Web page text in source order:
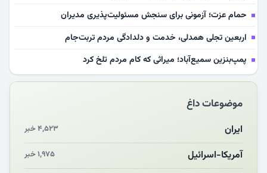
حمام عزت؛ آزمونی برای سنجش مسئولیت‌پذیری مدیران
اربعین تجلی همدلی، خدمت و دلدادگی مردم تربت‌جام
پمپ‌بنزین سمیع‌آباد؛ میراثی که کام مردم تلخ کرد
سلامت آینده‌سازان فوتبال قربانی بی‌توجهی مسئولان
بازخوانی رسانه‌ای اندیشه رهبر شهید
مشهدالرضا آقای شهید ایران را در آغوش کشید
مکن ای صبح طلوع
موضوعات داغ
ایران ۴,۵۲۳ خبر
آمریکا-اسرائیل ۱,۹۷۵ خبر